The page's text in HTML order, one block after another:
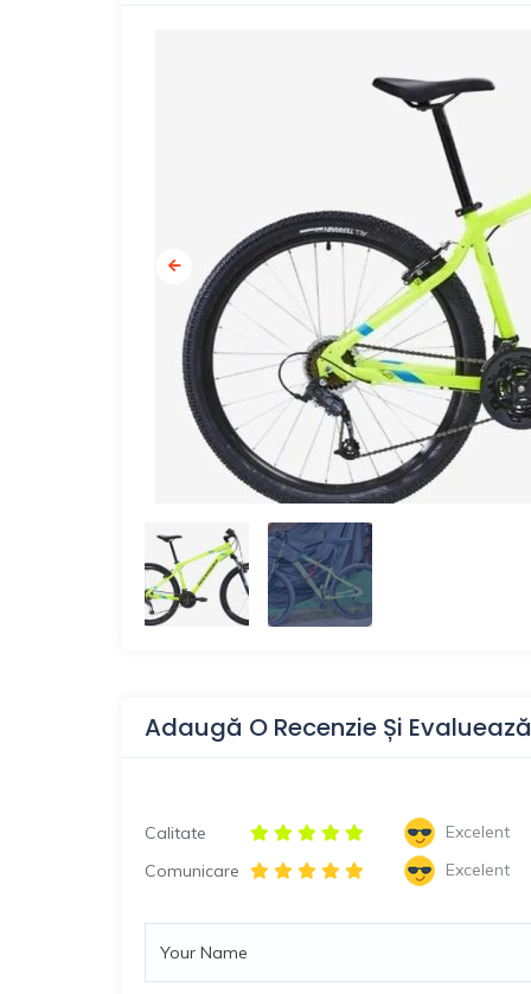
Adaugă O Recenzie Și Evaluează
Calitate
Excelent
Comunicare
Excelent